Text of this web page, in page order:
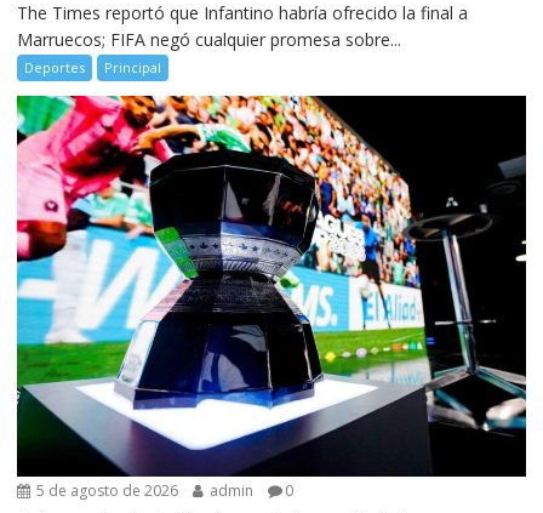
The Times reportó que Infantino habría ofrecido la final a
Marruecos; FIFA negó cualquier promesa sobre...
Deportes Principal
5 de agosto de 2026 admin 0